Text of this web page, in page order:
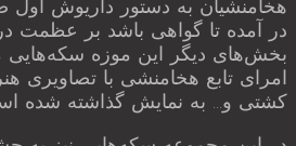
هخامنشیان به دستور داریوش اول
در آمده تا گواهی باشد بر عظمت
بخش‌های دیگر این موزه سکه‌هایی
امرای تابع هخامنشی با تصاویری
کشتی و… به نمایش گذاشته شده